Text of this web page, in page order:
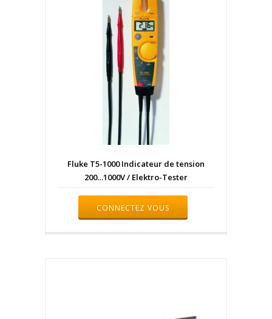
Fluke T5-1000 Indicateur de tension
200…1000V / Elektro-Tester
CONNECTEZ VOUS